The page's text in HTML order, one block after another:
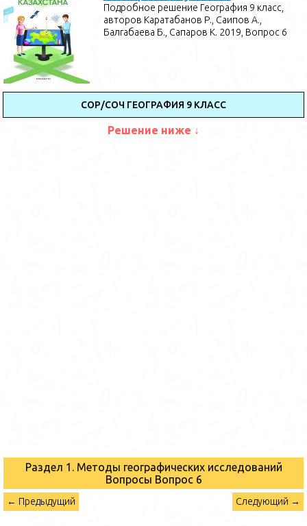
Подробное решение География 9 класс,
авторов Каратабанов Р., Саипов А.,
Балгабаева Б., Сапаров К. 2019, Вопрос 6
СОР/СОЧ ГЕОГРАФИЯ 9 КЛАСС
Решение ниже ↓
Раздел 1. Методы географических исследований
Вопросы Вопрос 6
← Предыдущий Следующий →